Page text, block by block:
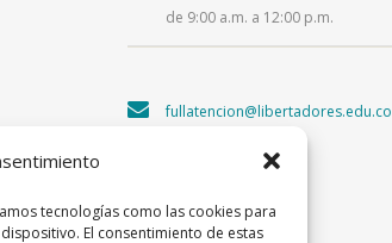
tecnologías como las cookies para
El consentimiento de estas
de 9:00 a.m. a 12:00 p.m.
fullatencion@libertadores.edu.co